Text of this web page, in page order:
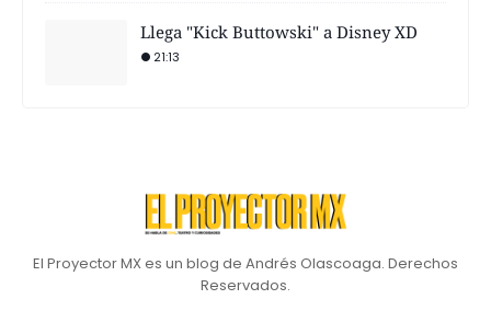
Llega "Kick Buttowski" a Disney XD
21:13
El Proyector MX es un blog de Andrés Olascoaga. Derechos
Reservados.